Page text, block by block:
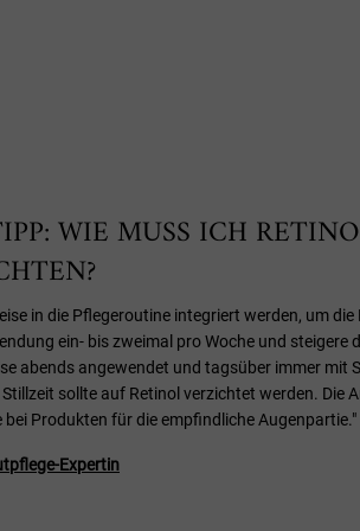
WIE MUSS ICH
in die Pflegeroutine integriert werden, um
ein- bis zweimal pro Woche und
abends angewendet und tagsüber immer mit
sollte auf Retinol verzichtet werden. Die
bei Produkten für die empfindliche Augenpartie."
Expertin